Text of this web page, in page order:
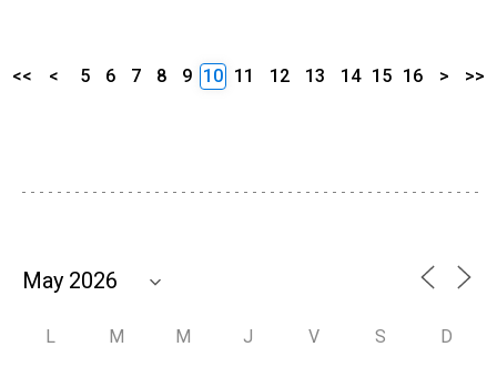
<< < 5 6 7 8 9 10 11 12 13 14 15 16 > >>
L M M J V S D